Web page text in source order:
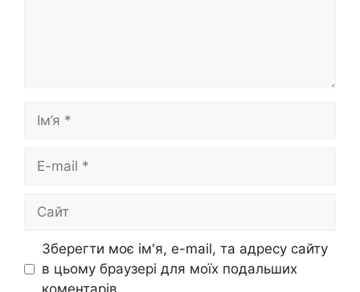
Ім’я
Сайт
Зберегти моє ім'я, e-mail, та адресу сайту
в цьому браузері для моїх подальших